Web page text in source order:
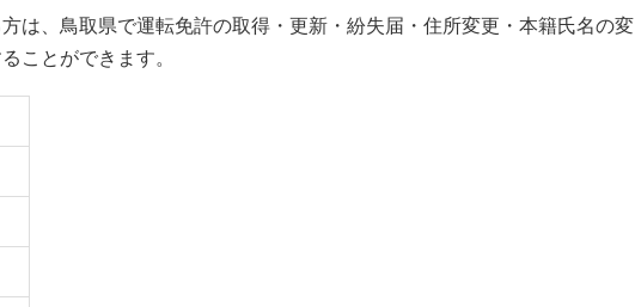
は、鳥取県で運転免許の取得・更新・紛失届・住所変更・本籍氏名の変
ことができます。